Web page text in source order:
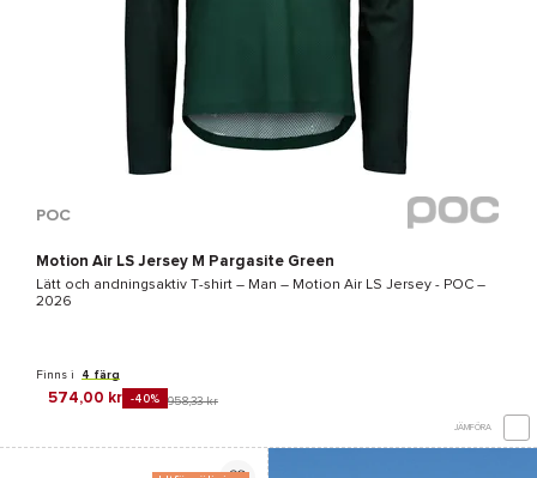
POC
Motion Air LS Jersey M Pargasite Green
Lätt och andningsaktiv T-shirt – Man – Motion Air LS Jersey - POC –
2026
574,00 kr -40% 958,33 kr
Finns i 4 färg
JÄMFÖRA